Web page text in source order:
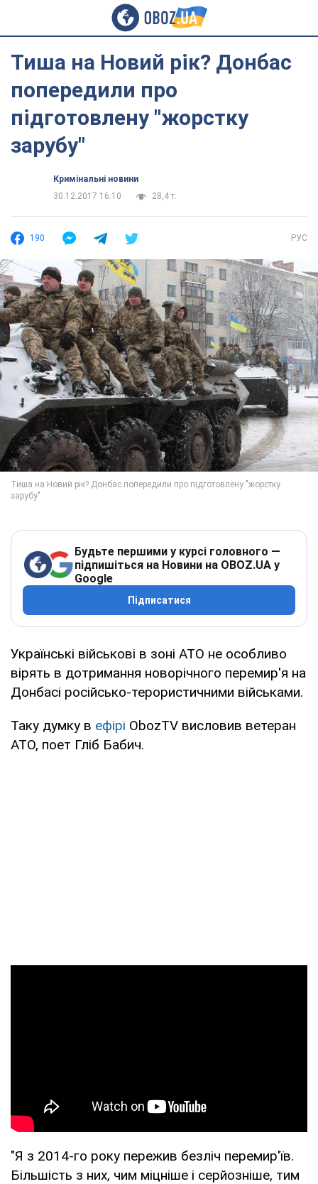
Тиша на Новий рік? Донбас
попередили про
підготовлену "жорстку
зарубу"
Кримінальні новини
30.12.2017 16:10
28,4 т.
190 РУС
Будьте першими у курсі головного —
підпишіться на Новини на OBOZ.UA у
Google
Підписатися
Українські військові в зоні АТО не особливо
вірять в дотримання новорічного перемир'я на
Донбасі російсько-терористичними військами.
Таку думку в ефірі ObozTV висловив ветеран
АТО, поет Гліб Бабич.
"Я з 2014-го року пережив безліч перемир'їв.
Більшість з них, чим міцніше і серйозніше, тим